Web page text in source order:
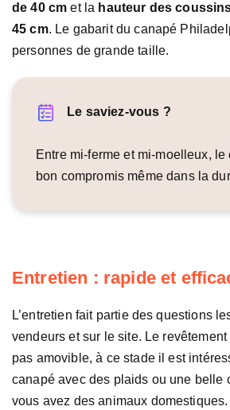
de 40 cm et la hauteur des
45 cm. Le gabarit du canapé
personnes de grande taille.
Le saviez-vous ?
Entre mi-ferme et mi-moelleux, le
bon compromis même dans la
Entretien : rapide et
L’entretien fait partie des questions
vendeurs et sur le site. Le revêtement
pas amovible, à ce stade il est
canapé avec des plaids ou une belle
vous avez des animaux domestiques.